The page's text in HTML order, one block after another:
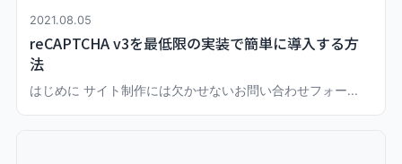
2021.08.05
reCAPTCHA v3を最低限の実装で簡単に導入する方
法
はじめに サイト制作には欠かせないお問い合わせフォー...